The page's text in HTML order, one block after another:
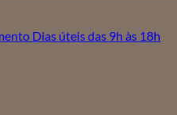
Dias úteis das 9h às 18h